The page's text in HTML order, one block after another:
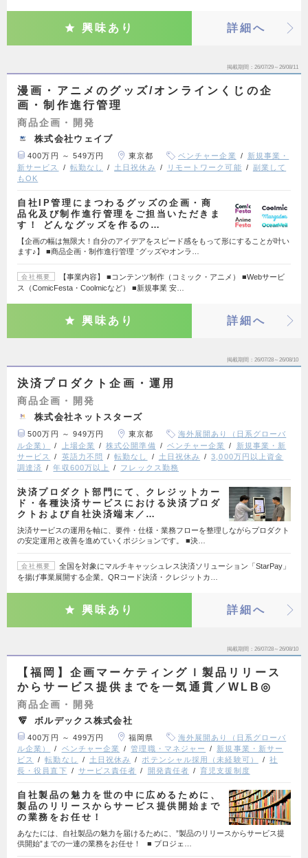
興味あり 詳細へ
掲載期間 26/07/29～26/08/11
漫画・アニメのグッズ/オンラインくじの企
画・制作進行管理
商品企画・開発
株式会社ウェイブ
400万円 ～ 549万円 東京都 ベンチャー企業
新規事業・
新サービス
転勤なし 土日祝休み リモートワーク可能
副業して
もOK
自社IP管理にまつわるグッズの企画・商
品化及び制作進行管理をご担当いただきま
す！ どんなグッズを作るの…
【企画の幅は無限大！自分のアイデアをスピード感をもって形にすることが叶い
ます♪】 ■商品企画・制作進行管理 ⁻グッズやオンラ…
会社概要
【事業内容】 ■コンテンツ制作（コミック・アニメ） ■Webサービ
ス（ComicFesta・Coolmicなど） ■新規事業 安…
興味あり 詳細へ
掲載期間 26/07/28～26/08/10
決済プロダクト企画・運用
商品企画・開発
株式会社ネットスターズ
500万円 ～ 949万円 東京都
海外展開あり（日系グローバ
ル企業）
上場企業 株式公開準備 ベンチャー企業
新規事業・新
サービス
英語力不問 転勤なし 土日祝休み
3,000万円以上資金
調達済
年収600万以上 フレックス勤務
決済プロダクト部門にて、クレジットカー
ド・各種決済サービスにおける決済プロダ
クトおよび自社決済端末／…
決済サービスの運用を軸に、要件・仕様・業務フローを整理しながらプロダクト
の安定運用と改善を進めていくポジションです。 ■決…
会社概要
全国を対象にマルチキャッシュレス決済ソリューション「StarPay」
を揚げ事業展開する企業。QRコード決済・クレジットカ…
興味あり 詳細へ
掲載期間 26/07/28～26/08/10
【福岡】企画マーケティングｌ製品リリース
からサービス提供までを一気通貫／WLB◎
商品企画・開発
ボルデックス株式会社
400万円 ～ 499万円 福岡県
海外展開あり（日系グローバ
ル企業）
ベンチャー企業 管理職・マネジャー
新規事業・新サー
ビス
転勤なし 土日祝休み ポテンシャル採用（未経験可）
社
長・役員直下
サービス責任者 開発責任者 育児支援制度
自社製品の魅力を世の中に広めるために、
製品のリリースからサービス提供開始まで
の業務をお任せ！
あなたには、自社製品の魅力を届けるために、”製品のリリースからサービス提
供開始”までの一連の業務をお任せ！ ■ プロジェ…